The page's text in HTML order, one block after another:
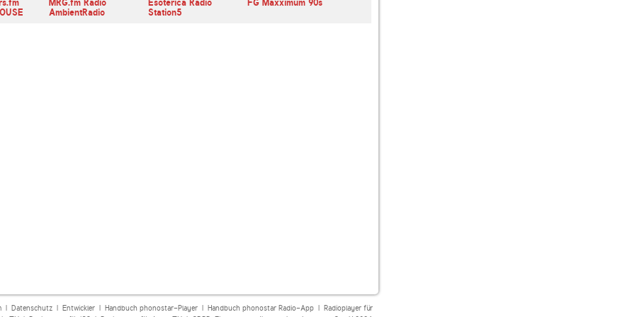
MRG.fm Radio
AmbientRadio
Esoterica Radio
Station5
FG Maxximum 90s
| Datenschutz| Entwickler| Handbuch phonostar-Player| Handbuch phonostar Radio-App| Radioplayer für